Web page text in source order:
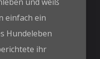
und weiß
einfach ein
Hundeleben
ihr